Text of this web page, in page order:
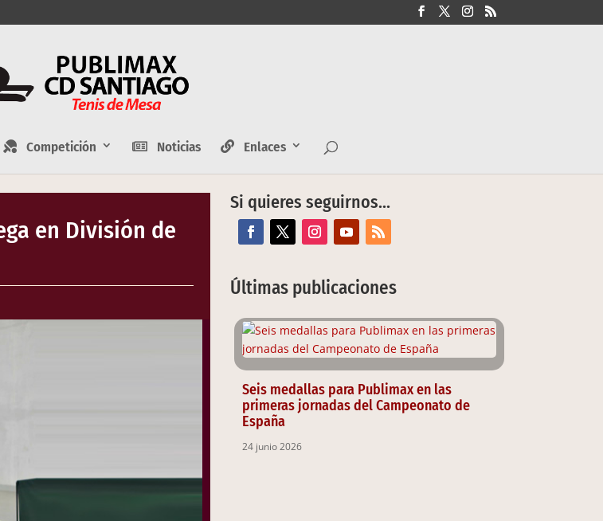
Competición Noticias Enlaces
en División de
Si quieres seguirnos…
Últimas publicaciones
Seis medallas para Publimax en las
primeras jornadas del Campeonato de
España
24 junio 2026